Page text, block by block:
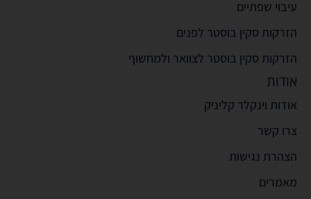
עיבוי שפתיים
הזרקות סקין בוסטר לפנים
הזרקות סקין בוסטר לצוואר ולמחשוף
אודות
אודות וינקלר קליניק
צרו קשר
הצהרת נגישות
מאמרים